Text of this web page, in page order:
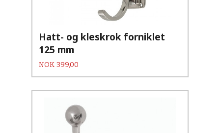
Hatt- og kleskrok forniklet
125 mm
Pris
NOK 399,00